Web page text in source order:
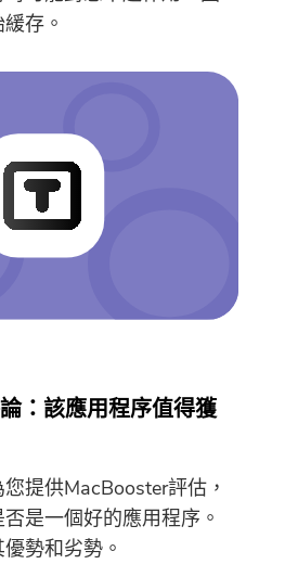
存。
：該應用程序值得獲
提供MacBooster評估，
是一個好的應用程序。
勢和劣勢。
應用程序的最佳
息和新聞。
在Mac上下載和使
入你的電子郵件地
想購買，請點擊商
店